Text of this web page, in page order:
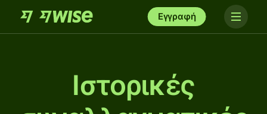
Εγγραφή
Ιστορικές